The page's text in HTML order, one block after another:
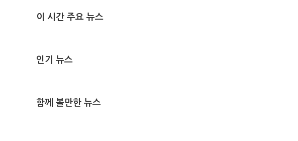
이 시간 주요 뉴스
인기 뉴스
함께 볼만한 뉴스